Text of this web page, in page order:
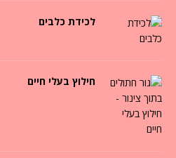
לכידת כלבים
חילוץ בעלי חיים